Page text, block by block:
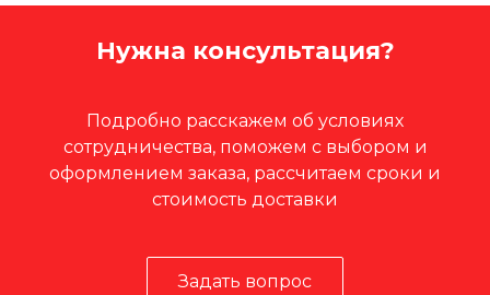
Нужна консультация?
Подробно расскажем об условиях
сотрудничества, поможем с выбором и
оформлением заказа, рассчитаем сроки и
стоимость доставки
Задать вопрос